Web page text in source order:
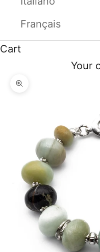
Français
Cart
Your
Zoom picture